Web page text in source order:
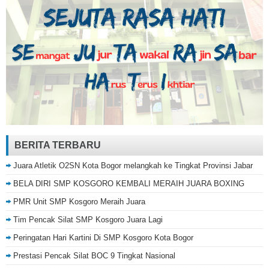
BERITA TERBARU
Juara Atletik O2SN Kota Bogor melangkah ke Tingkat Provinsi Jabar
BELA DIRI SMP KOSGORO KEMBALI MERAIH JUARA BOXING
PMR Unit SMP Kosgoro Meraih Juara
Tim Pencak Silat SMP Kosgoro Juara Lagi
Peringatan Hari Kartini Di SMP Kosgoro Kota Bogor
Prestasi Pencak Silat BOC 9 Tingkat Nasional